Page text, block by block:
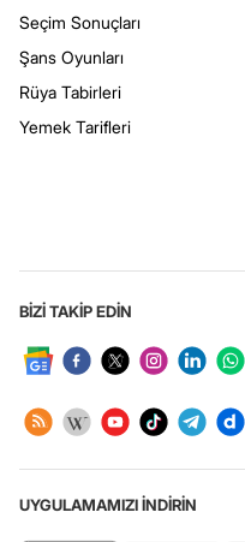
Seçim Sonuçları
Şans Oyunları
Rüya Tabirleri
Yemek Tarifleri
BİZİ TAKİP EDİN
UYGULAMAMIZI İNDİRİN